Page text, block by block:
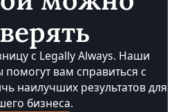
с Legally Always. Наши
вам справиться с
наилучших результатов для
бизнеса.